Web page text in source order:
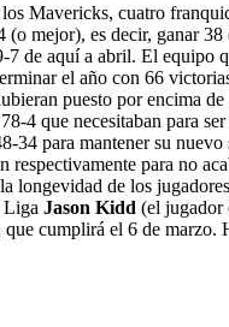
Mavericks, cuatro
(o mejor), es decir, ganar
de aquí a abril. El equipo
el año con 66
puesto por encima
4 que necesitaban para
34 para mantener su
respectivamente para no
longevidad de los
Liga Jason Kidd (el jugador
que cumplirá el 6 de